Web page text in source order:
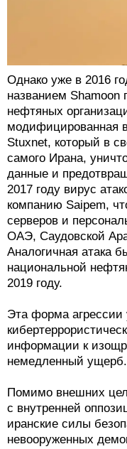
Однако уже в 2016
названием Shamoon
нефтяных
модифицированная
Stuxnet, который в
самого Ирана,
данные и
2017 году вирус
компанию Saipem,
серверов и
ОАЭ, Саудовской
Аналогичная атака
национальной
2019 году.
Эта форма агрессии
информации к
немедленный ущерб.
Помимо внешних
с внутренней
иранские силы
невооруженных